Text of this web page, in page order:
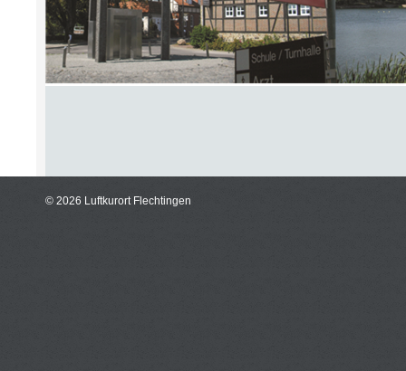
© 2026 Luftkurort Flechtingen